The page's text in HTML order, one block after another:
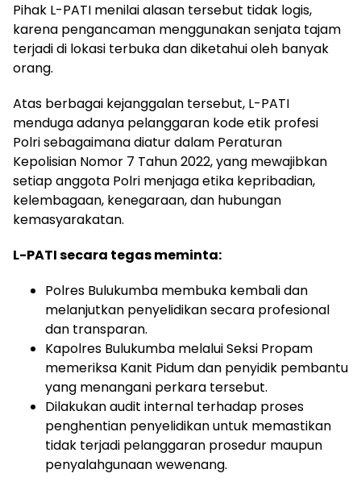
Pihak L-PATI menilai alasan tersebut tidak logis,
karena pengancaman menggunakan senjata tajam
terjadi di lokasi terbuka dan diketahui oleh banyak
orang.
Atas berbagai kejanggalan tersebut, L-PATI
menduga adanya pelanggaran kode etik profesi
Polri sebagaimana diatur dalam Peraturan
Kepolisian Nomor 7 Tahun 2022, yang mewajibkan
setiap anggota Polri menjaga etika kepribadian,
kelembagaan, kenegaraan, dan hubungan
kemasyarakatan.
L-PATI secara tegas meminta:
Polres Bulukumba membuka kembali dan
melanjutkan penyelidikan secara profesional
dan transparan.
Kapolres Bulukumba melalui Seksi Propam
memeriksa Kanit Pidum dan penyidik pembantu
yang menangani perkara tersebut.
Dilakukan audit internal terhadap proses
penghentian penyelidikan untuk memastikan
tidak terjadi pelanggaran prosedur maupun
penyalahgunaan wewenang.